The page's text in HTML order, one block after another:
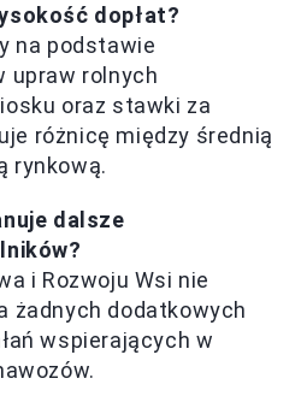
dopłat?
na podstawie
upraw rolnych
oraz stawki za
różnicę między średnią
rynkową.
dalsze
i Rozwoju Wsi nie
żadnych dodatkowych
wspierających w